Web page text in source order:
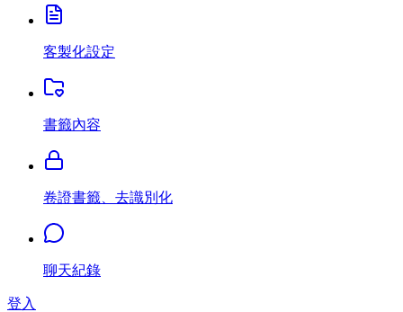
客製化設定
書籤內容
卷證書籤、去識別化
聊天紀錄
登入